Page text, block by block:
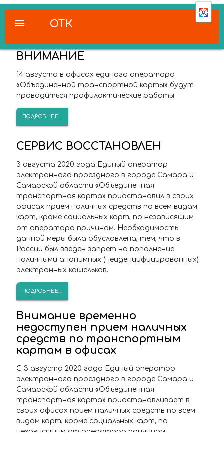
ОТК
menu
ВНИМАНИЕ
14 августа в офисах единого оператора
«Объединенной транспортной карты» будут
проводиться профилактические работы.
ПОДРОБНЕЕ...
СЕРВИС ВОССТАНОВЛЕН
3 августа 2020 года Единый оператор
электронного проездного в городе Самара и
Самарской области «Объединенная
транспортная карта» приостановил в своих
офисах прием наличных средств по всем видам
карт, кроме социальных карт, по независящим
от оператора причинам. Необходимость
данной меры была обусловлена, тем, что в
России был введен запрет на пополнение
наличными анонимных (неиденцифицированных)
электронных кошельков.
ПОДРОБНЕЕ...
Внимание временно
недоступен прием наличных
средств по транспортным
картам в офисах
С 3 августа 2020 года Единый оператор
электронного проездного в городе Самара и
Самарской области «Объединенная
транспортная карта» приостанавливает в
своих офисах прием наличных средств по всем
видам карт, кроме социальных карт, по
независящим от оператора причинам.